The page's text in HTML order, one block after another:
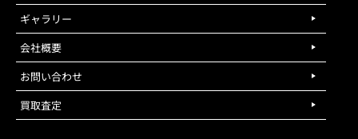
ギャラリー
会社概要
お問い合わせ
買取査定